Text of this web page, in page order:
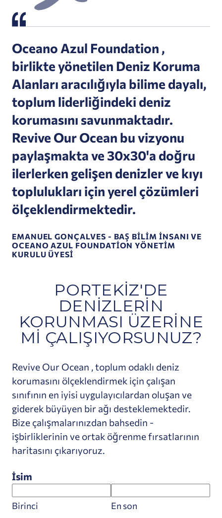
Oceano Azul Foundation ,
birlikte yönetilen Deniz Koruma
Alanları aracılığıyla bilime dayalı,
toplum liderliğindeki deniz
korumasını savunmaktadır.
Revive Our Ocean bu vizyonu
paylaşmakta ve 30x30'a doğru
ilerlerken gelişen denizler ve kıyı
toplulukları için yerel çözümleri
ölçeklendirmektedir.
EMANUEL GONÇALVES - BAŞ BILIM İNSANI VE
OCEANO AZUL FOUNDATION YÖNETIM
KURULU ÜYESI
PORTEKIZ'DE
DENIZLERIN
KORUNMASI ÜZERINE
MI ÇALIŞIYORSUNUZ?
Revive Our Ocean , toplum odaklı deniz
korumasını ölçeklendirmek için çalışan
sınıfının en iyisi uygulayıcılardan oluşan ve
giderek büyüyen bir ağı desteklemektedir.
Bize çalışmalarınızdan bahsedin -
işbirliklerinin ve ortak öğrenme fırsatlarının
haritasını çıkarıyoruz.
İsim
Birinci En son